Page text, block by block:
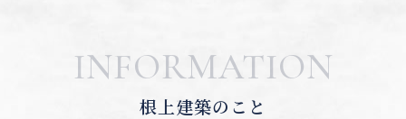
INFORMATION
根上建築のこと